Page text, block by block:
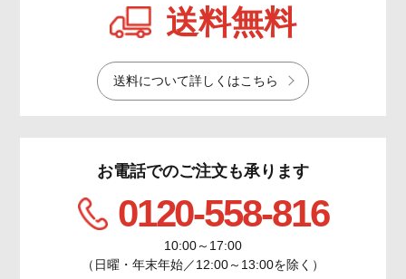
送料無料
送料について詳しくはこちら
お電話でのご注文も承ります
0120-558-816
10:00～17:00
（日曜・年末年始／12:00～13:00を除く）